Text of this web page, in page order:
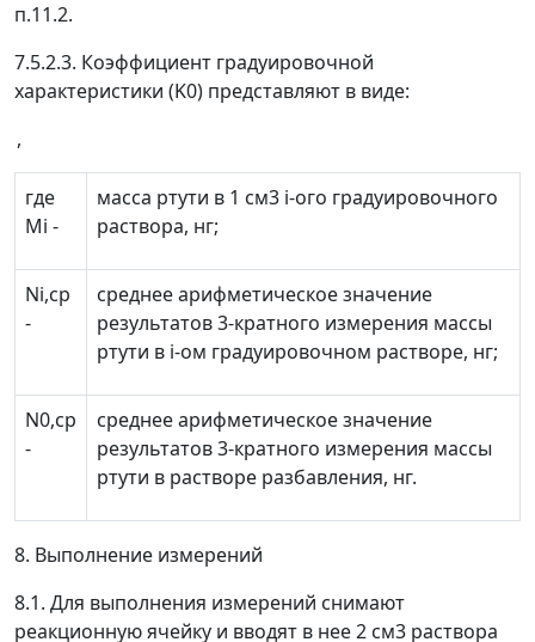
п.11.2.
7.5.2.3. Коэффициент градуировочной
характеристики (K0) представляют в виде:
,
где
Mi -
масса ртути в 1 см3 i-ого градуировочного
раствора, нг;
Ni,ср
-
среднее арифметическое значение
результатов 3-кратного измерения массы
ртути в i-ом градуировочном растворе, нг;
N0,ср
-
среднее арифметическое значение
результатов 3-кратного измерения массы
ртути в растворе разбавления, нг.
8. Выполнение измерений
8.1. Для выполнения измерений снимают
реакционную ячейку и вводят в нее 2 см3 раствора